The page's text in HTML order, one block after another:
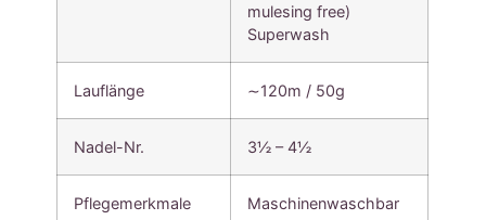
mulesing free)
Superwash
Lauflänge ∼120m / 50g
Nadel-Nr. 3½ – 4½
Pflegemerkmale Maschinenwaschbar